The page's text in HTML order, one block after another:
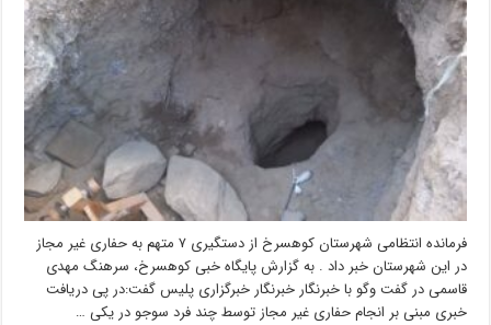
فرمانده انتظامی شهرستان کوهسرخ از دستگیری ۷ متهم به حفاری غیر مجاز
در این شهرستان خبر داد . به گزارش پایگاه خبی کوهسرخ، سرهنگ مهدی
قاسمی در گفت وگو با خبرنگار خبرنگار خبرگزاری پلیس گفت:در پی دریافت
خبری مبنی بر انجام حفاری غیر مجاز توسط چند فرد سوجو در یکی …